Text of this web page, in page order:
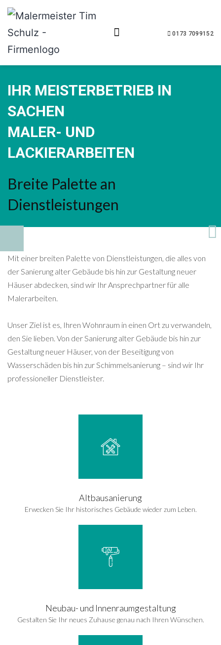
0173 7099152
IHR MEISTERBETRIEB IN
SACHEN
MALER- UND
LACKIERARBEITEN
Breite Palette an
Dienstleistungen
Mit einer breiten Palette von Dienstleistungen, die alles von
der Sanierung alter Gebäude bis hin zur Gestaltung neuer
Häuser abdecken, sind wir Ihr Ansprechpartner für alle
Malerarbeiten.
Unser Ziel ist es, Ihren Wohnraum in einen Ort zu verwandeln,
den Sie lieben. Von der Sanierung alter Gebäude bis hin zur
Gestaltung neuer Häuser, von der Beseitigung von
Wasserschäden bis hin zur Schimmelsanierung – sind wir Ihr
professioneller Dienstleister.
Altbausanierung
Erwecken Sie Ihr historisches Gebäude wieder zum Leben.
Neubau- und Innenraumgestaltung
Gestalten Sie Ihr neues Zuhause genau nach Ihren Wünschen.